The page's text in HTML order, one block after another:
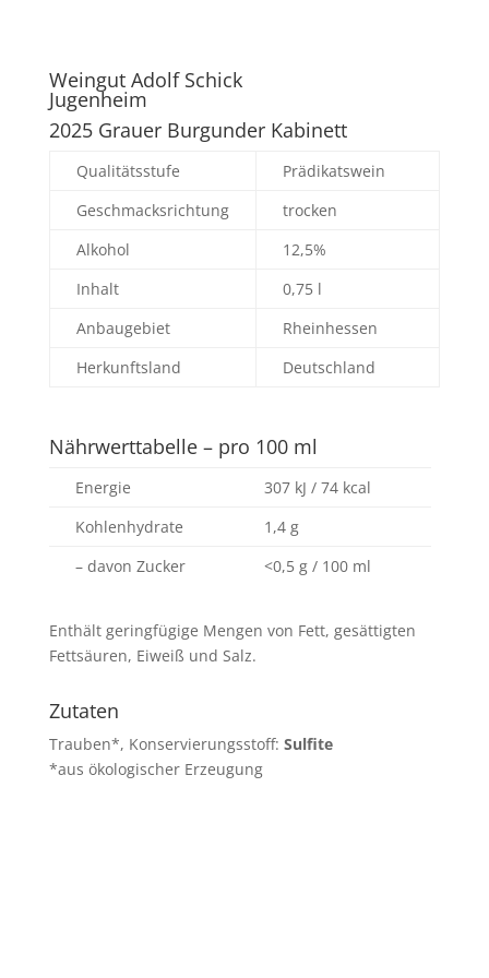
Weingut Adolf Schick
Jugenheim
2025 Grauer Burgunder Kabinett
Qualitätsstufe
Prädikatswein
Geschmacksrichtung
trocken
Alkohol
12,5%
Inhalt
0,75 l
Anbaugebiet
Rheinhessen
Herkunftsland
Deutschland
Nährwerttabelle – pro 100 ml
Energie
307 kJ / 74 kcal
Kohlenhydrate
1,4 g
– davon Zucker
<0,5 g / 100 ml
Enthält geringfügige Mengen von Fett, gesättigten
Fettsäuren, Eiweiß und Salz.
Zutaten
Trauben*, Konservierungsstoff: Sulfite
*aus ökologischer Erzeugung